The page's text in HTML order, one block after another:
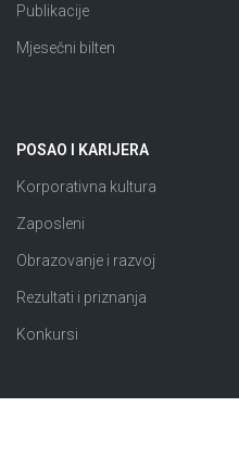
Publikacije
Mjesečni bilten
POSAO I KARIJERA
Korporativna kultura
Zaposleni
Obrazovanje i razvoj
Rezultati i priznanja
Konkursi